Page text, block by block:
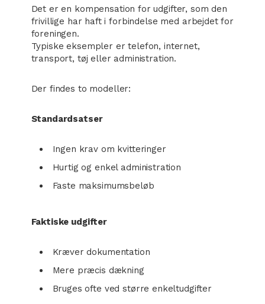
Det er en kompensation for udgifter, som den
frivillige har haft i forbindelse med arbejdet for
foreningen.
Typiske eksempler er telefon, internet,
transport, tøj eller administration.
Der findes to modeller:
Standardsatser
Ingen krav om kvitteringer
Hurtig og enkel administration
Faste maksimumsbeløb
Faktiske udgifter
Kræver dokumentation
Mere præcis dækning
Bruges ofte ved større enkeltudgifter